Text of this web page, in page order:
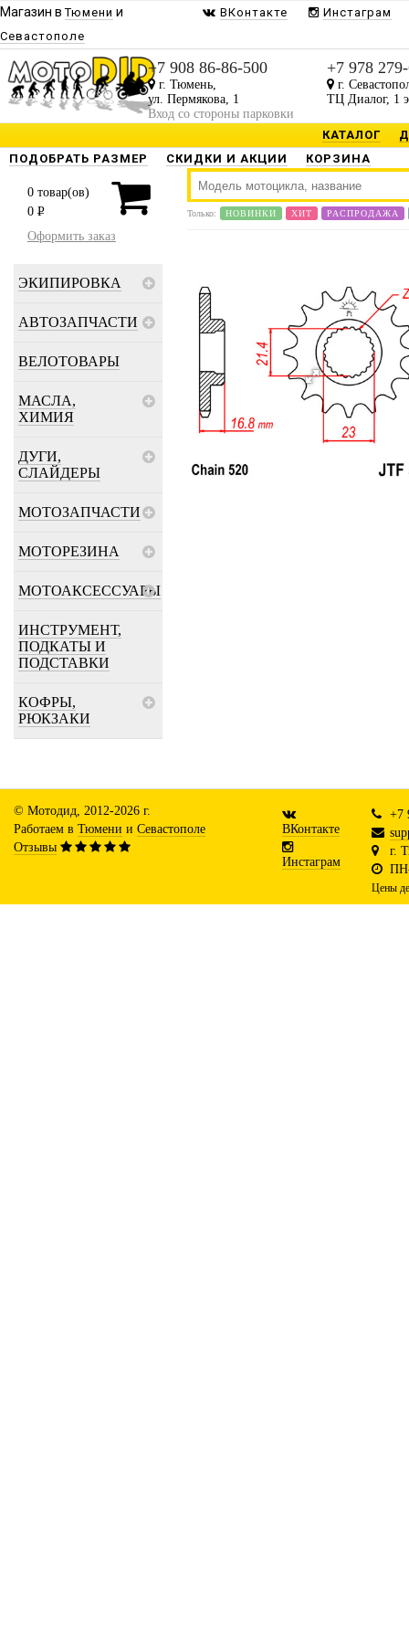
Магазин вТюмени и
Севастополе
ВКонтакте Инстаграм
+7 908 86-86-500
г. Тюмень,
ул. Пермякова, 1
Вход со стороны парковки
+7 978
г.
ТЦ Диалог, 1
КАТАЛОГ
ПОДОБРАТЬ РАЗМЕР
СКИДКИ И АКЦИИ КОРЗИНА
0 товар(ов)
0 P
Оформить заказ
ЭКИПИРОВКА
АВТОЗАПЧАСТИ
ВЕЛОТОВАРЫ
МАСЛА,
ХИМИЯ
ДУГИ,
СЛАЙДЕРЫ
МОТОЗАПЧАСТИ
МОТОРЕЗИНА
МОТОАКСЕССУАРЫ
ИНСТРУМЕНТ,
ПОДКАТЫ И
ПОДСТАВКИ
КОФРЫ,
РЮКЗАКИ
Только: НОВИНКИ ХИТ РАСПРОДАЖА
© Мотодид, 2012-2026 г.
Работаем в Тюмени и Севастополе
Отзывы
ВКонтакте
Инстаграм
+7
г.
Цены